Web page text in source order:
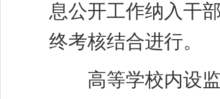
息公开工作纳入干
终考核结合进行。
高等学校内设监